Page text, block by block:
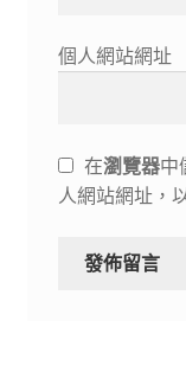
個人網站網址
在瀏覽器中
人網站網址，